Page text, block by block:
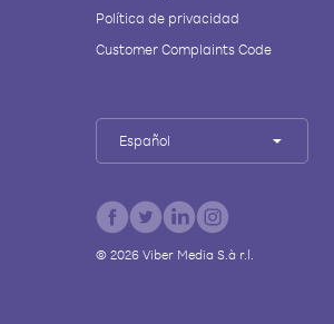
Política de privacidad
Customer Complaints Code
Español
© 2026Viber Media S.à r.l.